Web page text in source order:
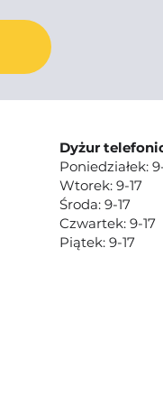
Dyżur
Poniedziałek:
Wtorek: 9-17
Środa: 9-17
Czwartek: 9-17
Piątek: 9-17